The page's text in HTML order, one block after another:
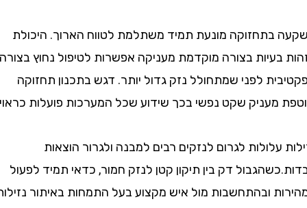
מונעת תמיד משתלמת לטווח הארוך. היכולת
בצורה מוקדמת מעניקה אפשרות לטיפול נחוץ בצורה
לפני שמתחולל נזק גדול יותר. דגש בתכנון תחזוקה
שקט נפשי בכך שידוע שכל המערכות פועלות כראוי.
עלולות לגרום לנזקים רבים למבנה ולגרור הוצאות
דק בין תיקון קטן לנזק חמור, כדאי תמיד לפעול
ובהתחשבות מול איש מקצוע בעל התמחות באיתור נזילות